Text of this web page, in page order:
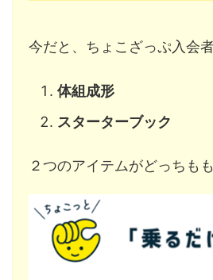
今だと、ちょこざっぷ入会
体組成形
スターターブック
２つのアイテムがどっちも